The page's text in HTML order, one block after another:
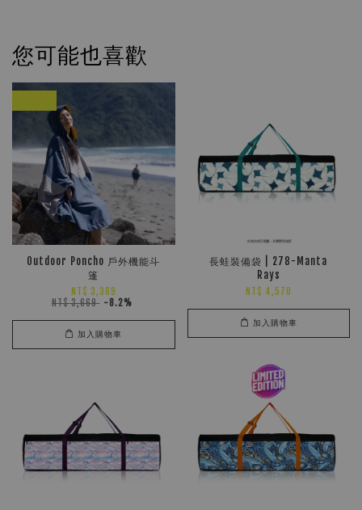
您可能也喜歡
Outdoor Poncho 戶外機能斗
篷
NT$ 3,369
NT$ 3,669 -8.2%
加入購物車
長蛙裝備袋 | 278-Manta
Rays
NT$ 4,570
加入購物車